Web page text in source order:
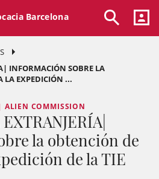
Barcelona
INFORMACIÓN SOBRE LA
LA EXPEDICIÓN ...
ALIEN COMMISSION
la obtención de
de la TIE